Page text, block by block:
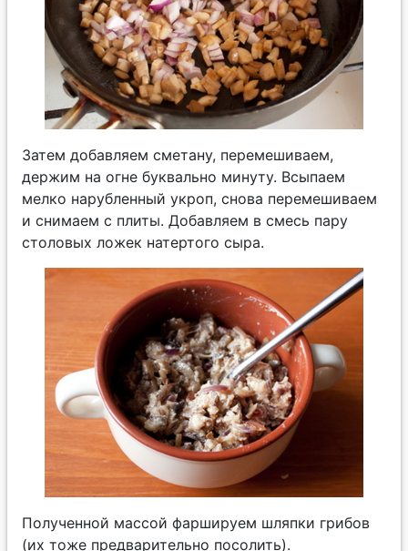
Затем добавляем сметану, перемешиваем,
держим на огне буквально минуту. Всыпаем
мелко нарубленный укроп, снова перемешиваем
и снимаем с плиты. Добавляем в смесь пару
столовых ложек натертого сыра.
Полученной массой фаршируем шляпки грибов
(их тоже предварительно посолить).